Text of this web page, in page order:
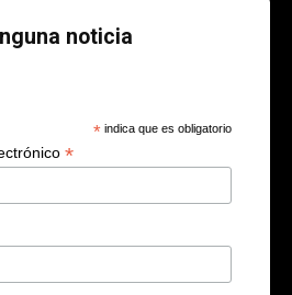
noticia
* indica que es obligatorio
*